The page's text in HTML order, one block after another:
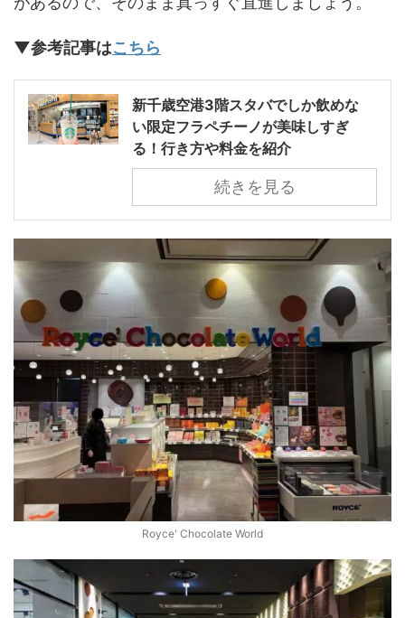
▼参考記事はこちら
新千歳空港3階スタバでしか飲めな
い限定フラペチーノが美味しすぎ
る！行き方や料金を紹介
続きを見る
Royce' Chocolate World